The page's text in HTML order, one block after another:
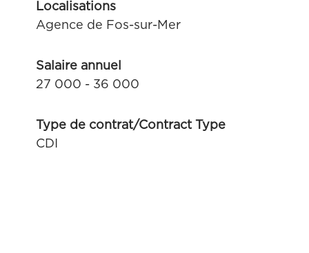
Localisations
Agence de Fos-sur-Mer
Salaire annuel
27 000 - 36 000
Type de contrat/Contract Type
CDI